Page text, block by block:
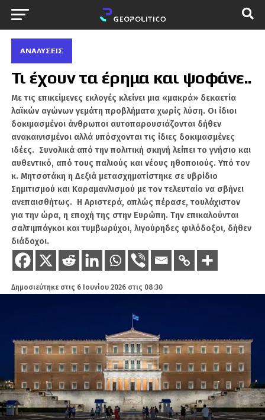
ΑΝΑΛΎΣΕΙΣ
Τι έχουν τα έρημα και ψοφάνε..
Με τις επικείμενες εκλογές κλείνει μια «μακρά» δεκαετία
λαϊκών αγώνων γεμάτη προβλήματα χωρίς λύση. Οι ίδιοι
δοκιμασμένοι άνθρωποι αυτοπαρουσιάζονται δήθεν
ανακαινισμένοι αλλά υπόσχονται τις ίδιες δοκιμασμένες
ιδέες. Συνολικά από την πολιτική σκηνή λείπει το γνήσιο και
αυθεντικό, από τους παλιούς και νέους ηθοποιούς. Υπό τον
κ. Μητσοτάκη η Δεξιά μετασχηματίστηκε σε υβρίδιο
Σημιτισμού και Καραμανλισμού με τον τελευταίο να σβήνει
ανεπαισθήτως. Η Αριστερά, απλώς πέρασε, τουλάχιστον
για την ώρα, η εποχή της στην Ευρώπη. Την επικαλούνται
σαλτιμπάγκοι και τυμβωρύχοι, λιγούρηδες φιλόδοξοι, δήθεν
διάδοχοι.
Δημοσιεύτηκε στις 6 Ιουνίου 2026 στις 08:30